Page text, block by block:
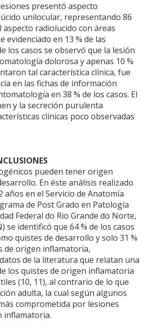
presentó aspecto
unilocular, representando 86
aspecto radiolucido con áreas
evidenciado en 13 % de las
los casos se observó que la lesión
dolorosa y apenas 10 %
tal característica clínica, fue
en las fichas de información
en 38 % de los casos. El
y la secreción purulenta
clínicas poco observadas
pueden tener origen
En éste análisis realizado
años en el Servicio de Anatomía
de Post Grado en Patología
Federal do Rio Grande do Norte,
se identificó que 64 % de los casos
quistes de desarrollo y solo 31 %
de origen inflamatoria,
de la literatura que relatan una
los quistes de origen inflamatoria
(10, 11), al contrario de lo que
adulta, la cual según algunos
comprometida por lesiones
inflamatoria.